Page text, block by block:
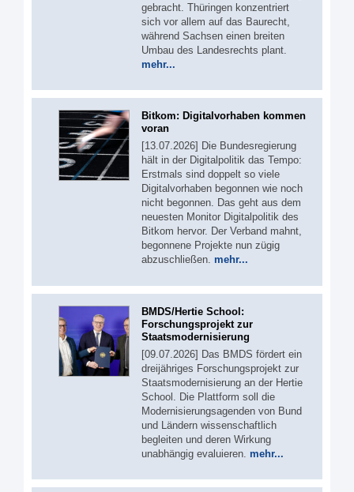
gebracht. Thüringen konzentriert
sich vor allem auf das Baurecht,
während Sachsen einen breiten
Umbau des Landesrechts plant.
mehr...
Bitkom: Digitalvorhaben kommen
voran
[13.07.2026] Die Bundesregierung
hält in der Digitalpolitik das Tempo:
Erstmals sind doppelt so viele
Digitalvorhaben begonnen wie noch
nicht begonnen. Das geht aus dem
neuesten Monitor Digitalpolitik des
Bitkom hervor. Der Verband mahnt,
begonnene Projekte nun zügig
abzuschließen. mehr...
BMDS/Hertie School:
Forschungsprojekt zur
Staatsmodernisierung
[09.07.2026] Das BMDS fördert ein
dreijähriges Forschungsprojekt zur
Staatsmodernisierung an der Hertie
School. Die Plattform soll die
Modernisierungsagenden von Bund
und Ländern wissenschaftlich
begleiten und deren Wirkung
unabhängig evaluieren. mehr...